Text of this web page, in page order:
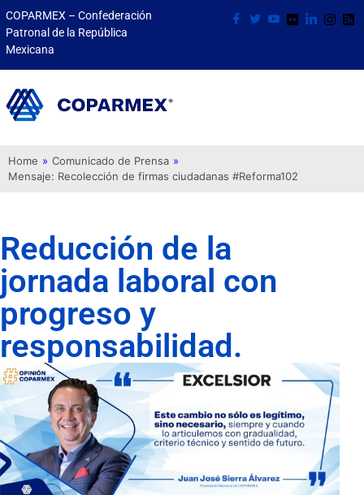
COPARMEX – Confederación
Patronal de la República
Mexicana
Home » Comunicado de Prensa »
Mensaje: Recolección de firmas ciudadanas #Reforma102
Reducción de la
jornada laboral con
progreso y
responsabilidad.